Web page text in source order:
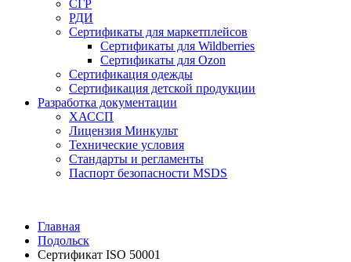
СГР
РДИ
Сертификаты для маркетплейсов
Сертификаты для Wildberries
Сертификаты для Ozon
Сертификация одежды
Сертификация детской продукции
Разработка документации
ХАССП
Лицензия Минкульт
Технические условия
Стандарты и регламенты
Паспорт безопасности MSDS
Главная
Подольск
Сертификат ISO 50001